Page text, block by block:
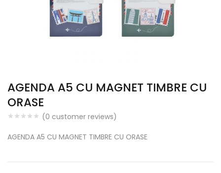
AGENDA A5 CU MAGNET TIMBRE CU
ORASE
(0 customer reviews)
AGENDA A5 CU MAGNET TIMBRE CU ORASE